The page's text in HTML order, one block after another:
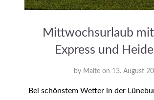
Mittwochsurlaub
Express und
by Malte on 13. August
Bei schönstem Wetter in der